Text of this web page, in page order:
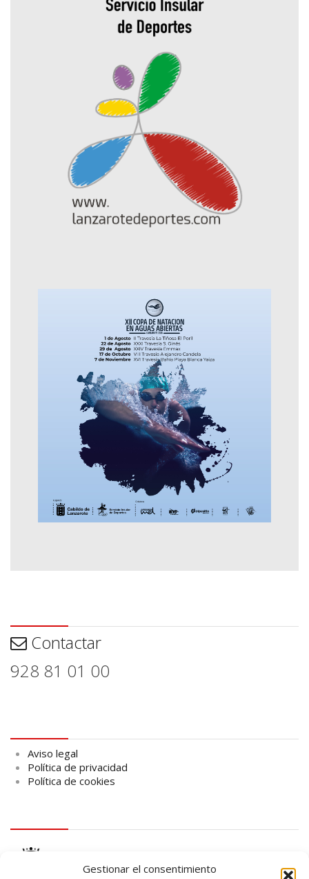
Gestionar el consentimiento
Contactar
928 81 01 00
Aviso legal
Política de privacidad
Política de cookies